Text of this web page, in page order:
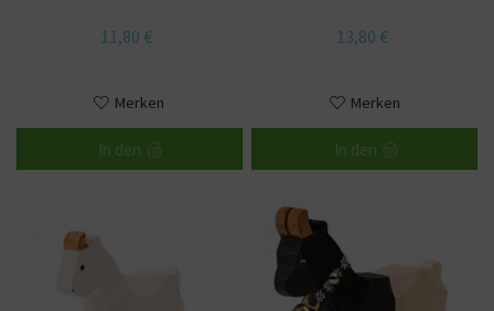
11,80 €
Merken
In den
13,80 €
Merken
In den